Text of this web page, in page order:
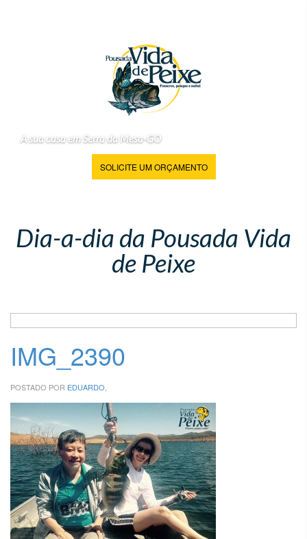
A sua casa em Serra da Mesa-GO
SOLICITE UM ORÇAMENTO
Dia-a-dia da Pousada Vida
de Peixe
IMG_2390
POSTADO POR EDUARDO,